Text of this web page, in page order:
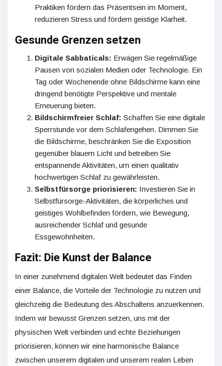
Praktiken fördern das Präsentsein im Moment,
reduzieren Stress und fördern geistige Klarheit.
Gesunde Grenzen setzen
Digitale Sabbaticals: Erwägen Sie regelmäßige
Pausen von sozialen Medien oder Technologie. Ein
Tag oder Wochenende ohne Bildschirme kann eine
dringend benötigte Perspektive und mentale
Erneuerung bieten.
Bildschirmfreier Schlaf: Schaffen Sie eine digitale
Sperrstunde vor dem Schlafengehen. Dimmen Sie
die Bildschirme, beschränken Sie die Exposition
gegenüber blauem Licht und betreiben Sie
entspannende Aktivitäten, um einen qualitativ
hochwertigen Schlaf zu gewährleisten.
Selbstfürsorge priorisieren: Investieren Sie in
Selbstfürsorge-Aktivitäten, die körperliches und
geistiges Wohlbefinden fördern, wie Bewegung,
ausreichender Schlaf und gesunde
Essgewohnheiten.
Fazit: Die Kunst der Balance
In einer zunehmend digitalen Welt bedeutet das Finden
einer Balance, die Vorteile der Technologie zu nutzen und
gleichzeitig die Bedeutung des Abschaltens anzuerkennen.
Indem wir bewusst Grenzen setzen, uns mit der
physischen Welt verbinden und echte Beziehungen
priorisieren, können wir eine harmonische Balance
zwischen unserem digitalen und unserem realen Leben